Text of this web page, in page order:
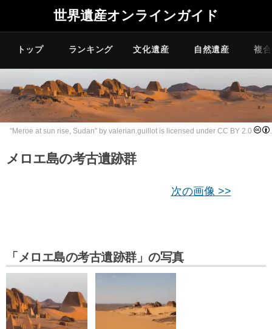
世界遺産オンラインガイド
トップ ランキング 文化遺産 自然遺産 複
"Meroe at sun rise, Sudan" by valerian.guillot is licensed under CC BY 2.0
メロエ島の考古遺跡群
次の画像 >>
「メロエ島の考古遺跡群」の写真